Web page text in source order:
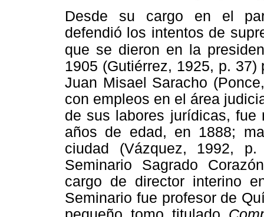
Desde su cargo en el
defendió los intentos de
que se dieron en la
1905 (Gutiérrez, 1925, p.
Juan Misael Saracho
con empleos en el área
de sus labores jurídicas, fue
años de edad, en 1888;
ciudad (Vázquez, 1992,
Seminario Sagrado
cargo de director interino
Seminario fue profesor de